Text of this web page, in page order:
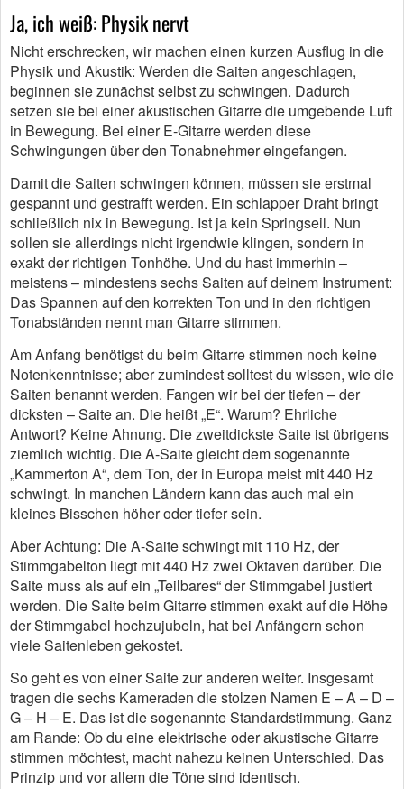
Ja, ich weiß: Physik nervt
Nicht erschrecken, wir machen einen kurzen Ausflug in die
Physik und Akustik: Werden die Saiten angeschlagen,
beginnen sie zunächst selbst zu schwingen. Dadurch
setzen sie bei einer akustischen Gitarre die umgebende Luft
in Bewegung. Bei einer E-Gitarre werden diese
Schwingungen über den Tonabnehmer eingefangen.
Damit die Saiten schwingen können, müssen sie erstmal
gespannt und gestrafft werden. Ein schlapper Draht bringt
schließlich nix in Bewegung. Ist ja kein Springseil. Nun
sollen sie allerdings nicht irgendwie klingen, sondern in
exakt der richtigen Tonhöhe. Und du hast immerhin –
meistens – mindestens sechs Saiten auf deinem Instrument:
Das Spannen auf den korrekten Ton und in den richtigen
Tonabständen nennt man Gitarre stimmen.
Am Anfang benötigst du beim Gitarre stimmen noch keine
Notenkenntnisse; aber zumindest solltest du wissen, wie die
Saiten benannt werden. Fangen wir bei der tiefen – der
dicksten – Saite an. Die heißt „E“. Warum? Ehrliche
Antwort? Keine Ahnung. Die zweitdickste Saite ist übrigens
ziemlich wichtig. Die A-Saite gleicht dem sogenannte
„Kammerton A“, dem Ton, der in Europa meist mit 440 Hz
schwingt. In manchen Ländern kann das auch mal ein
kleines Bisschen höher oder tiefer sein.
Aber Achtung: Die A-Saite schwingt mit 110 Hz, der
Stimmgabelton liegt mit 440 Hz zwei Oktaven darüber. Die
Saite muss als auf ein „Teilbares“ der Stimmgabel justiert
werden. Die Saite beim Gitarre stimmen exakt auf die Höhe
der Stimmgabel hochzujubeln, hat bei Anfängern schon
viele Saitenleben gekostet.
So geht es von einer Saite zur anderen weiter. Insgesamt
tragen die sechs Kameraden die stolzen Namen E – A – D –
G – H – E. Das ist die sogenannte Standardstimmung. Ganz
am Rande: Ob du eine elektrische oder akustische Gitarre
stimmen möchtest, macht nahezu keinen Unterschied. Das
Prinzip und vor allem die Töne sind identisch.